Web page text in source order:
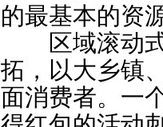
的最基本的资
区域滚动式
拓，以大乡镇
面消费者。一